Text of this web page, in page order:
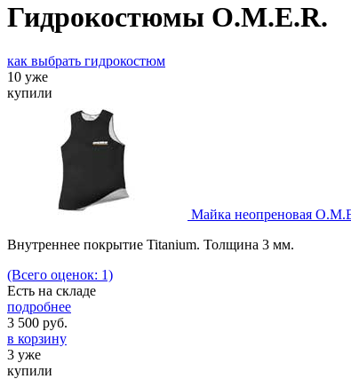
Гидрокостюмы O.M.E.R.
как выбрать гидрокостюм
10 уже
купили
Майка неопреновая
Внутреннее покрытие Titanium. Толщина 3 мм.
(Всего оценок: 1)
Есть на складе
подробнее
3 500 руб.
в корзину
3 уже
купили